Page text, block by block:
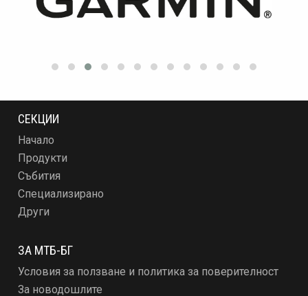
СЕКЦИИ
Начало
Продукти
Събития
Специализирано
Други
ЗА МТБ-БГ
Условия за ползване и политика за поверителност
За новодошлите